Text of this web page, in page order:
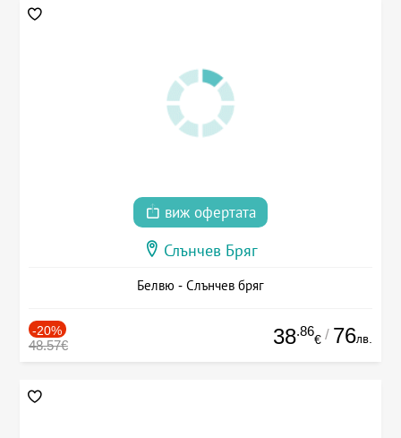
виж офертата
Слънчев Бряг
Белвю - Слънчев бряг
-20%
48.57€ 38.86
€ / 76лв.